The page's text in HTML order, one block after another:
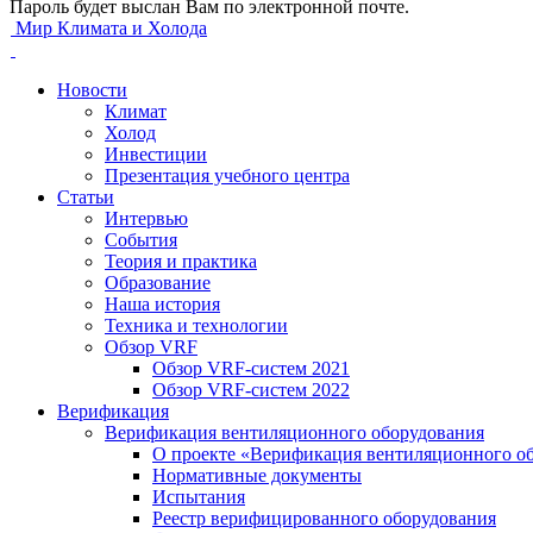
Пароль будет выслан Вам по электронной почте.
Мир Климата и Холода
Новости
Климат
Холод
Инвестиции
Презентация учебного центра
Статьи
Интервью
События
Теория и практика
Образование
Наша история
Техника и технологии
Обзор VRF
Обзор VRF-систем 2021
Обзор VRF-систем 2022
Верификация
Верификация вентиляционного оборудования
О проекте «Верификация вентиляционного
Нормативные документы
Испытания
Реестр верифицированного оборудования